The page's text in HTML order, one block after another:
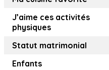
J’aime ces activités
physiques
Statut matrimonial
Enfants